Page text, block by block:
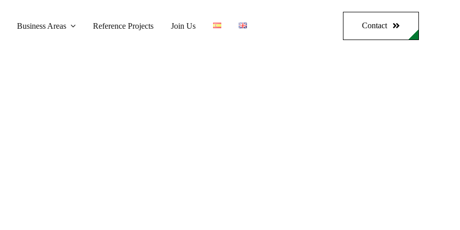
Business Areas Reference Projects Join Us Contact